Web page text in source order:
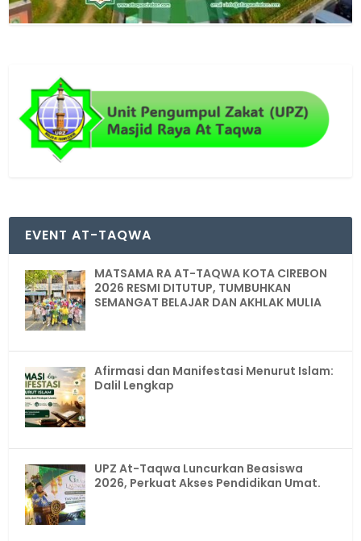
EVENT AT-TAQWA
MATSAMA RA AT-TAQWA KOTA CIREBON
2026 RESMI DITUTUP, TUMBUHKAN
SEMANGAT BELAJAR DAN AKHLAK MULIA
Afirmasi dan Manifestasi Menurut Islam:
Dalil Lengkap
UPZ At-Taqwa Luncurkan Beasiswa
2026, Perkuat Akses Pendidikan Umat.